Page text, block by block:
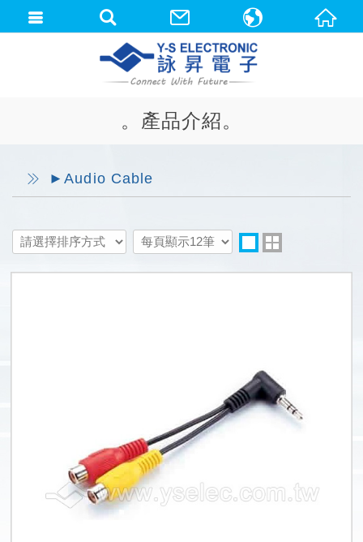
。產品介紹。
►Audio Cable
中文(繁體)
English